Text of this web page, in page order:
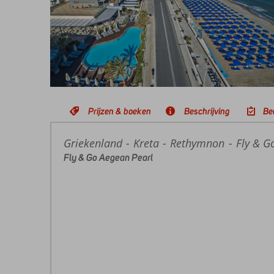
Prijzen & boeken Beschrijving
Home
Griekenland Kreta Rethymnon Fly &
Fly & Go Aegean Pearl